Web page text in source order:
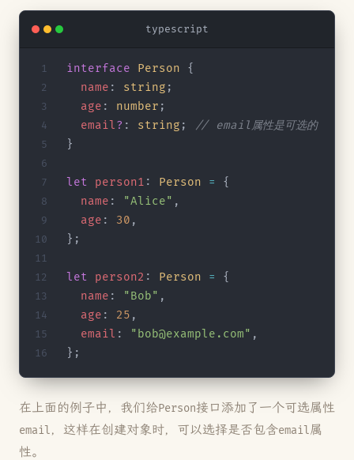
typescript
interface Person {
  name
: string ;
  age
: number ;
  email
? : string ;
// email属性是可选的
}
let person1 : Person =
{
  name
: "Alice" ,
  age
: 30 ,
};
let person2 : Person =
{
  name
: "Bob" ,
  age
: 25 ,
  email
: "bob@example.com" ,
};
在上面的例子中，我们给Person接口添加了一个可选属性
email，这样在创建对象时，可以选择是否包含email属
性。